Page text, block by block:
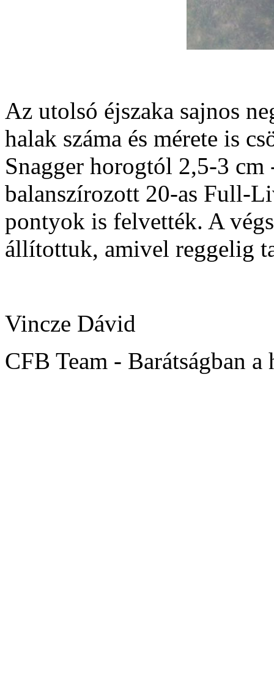
Az utolsó éjszaka sajnos
halak száma és mérete is
Snagger horogtól 2,5-3
balanszírozott 20-as Full-
pontyok is felvették. A
állítottuk, amivel reggelig
Vincze Dávid
CFB Team - Barátságban a